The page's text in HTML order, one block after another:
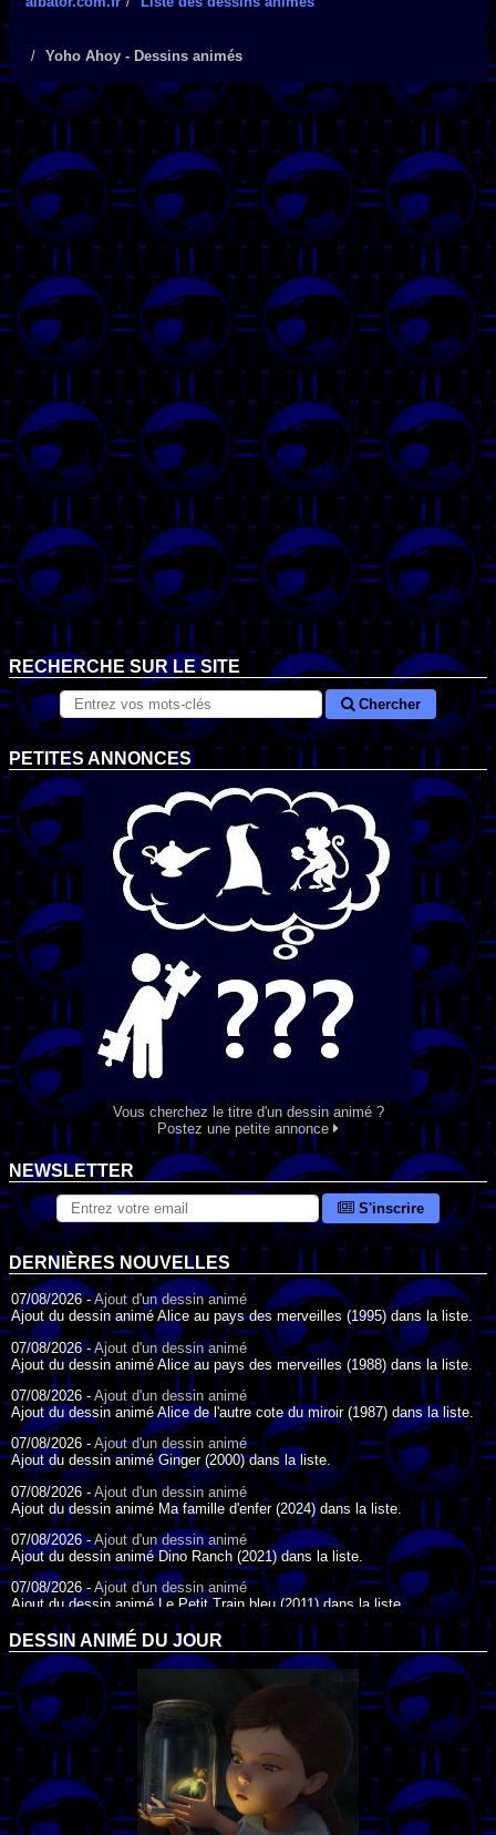
Yoho Ahoy - Dessins animés
RECHERCHE SUR LE SITE
Chercher
PETITES ANNONCES
Vous cherchez le titre d'un dessin animé ?
Postez une petite annonce
NEWSLETTER
S'inscrire
DERNIÈRES NOUVELLES
07/08/2026 -Ajout d'un dessin animé
Ajout du dessin animé Alice au pays des merveilles (1995) dans la liste.
07/08/2026 -Ajout d'un dessin animé
Ajout du dessin animé Alice au pays des merveilles (1988) dans la liste.
07/08/2026 - Ajout d'un dessin animé
Ajout du dessin animé Alice de l'autre cote du miroir (1987) dans la liste.
07/08/2026 - Ajout d'un dessin animé
Ajout du dessin animé Ginger (2000) dans la liste.
07/08/2026 -Ajout d'un dessin animé
Ajout du dessin animé Ma famille d'enfer (2024) dans la liste.
07/08/2026 -Ajout d'un dessin animé
Ajout du dessin animé Dino Ranch (2021) dans la liste.
07/08/2026 - Ajout d'un dessin animé
Ajout du dessin animé Le Petit Train bleu (2011) dans la liste.
07/08/2026 - Ajout d'un dessin animé
Ajout du dessin animé Agent Spécial Oso (2009) dans la liste.
17/07/2026 - Ajout d'un dessin animé
Ajout du dessin animé Peter Pan (1988) dans la liste.
17/07/2026 -Ajout d'un dessin animé
Ajout du dessin animé Le Bossu de Notre-Dame (1996) dans la liste.
DESSIN ANIMÉ DU JOUR